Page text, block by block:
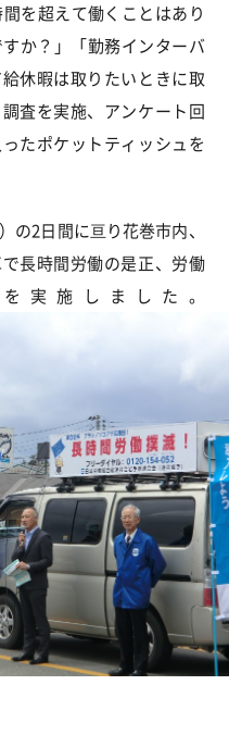
を超えて働くことはあり
か？」「勤務インターバ
休暇は取りたいときに取
査を実施、アンケート回
たポケットティッシュを
2日間に亘り花巻市内、
長時間労働の是正、労働
実施しました。